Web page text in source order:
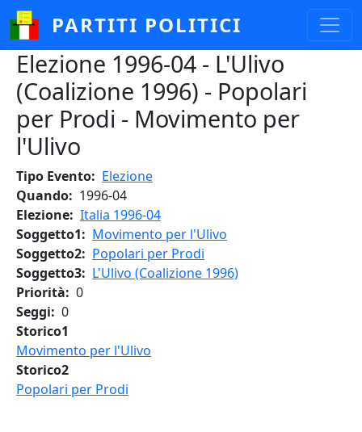
Salta al contenuto principale
PARTITI POLITICI
Elezione 1996-04 - L'Ulivo
(Coalizione 1996) - Popolari
per Prodi - Movimento per
l'Ulivo
Tipo Evento
Elezione
Quando
1996-04
Elezione Italia 1996-04
Soggetto1
Movimento per l'Ulivo
Soggetto2
Popolari per Prodi
Soggetto3
L'Ulivo (Coalizione 1996)
Priorità
0
Seggi
0
Storico1
Movimento per l'Ulivo
Storico2
Popolari per Prodi